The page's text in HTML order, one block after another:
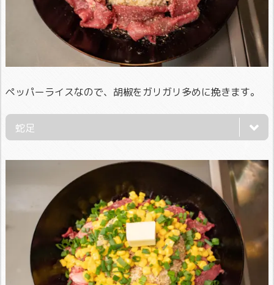
ペッパーライスなので、胡椒をガリガリ多めに挽きます。
蛇足